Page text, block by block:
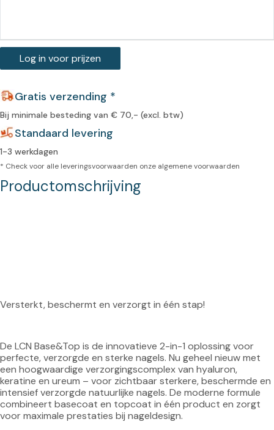
Log in voor prijzen
Gratis verzending *
Bij minimale besteding van € 70,- (excl. btw)
Standaard levering
1-3 werkdagen
* Check voor alle leveringsvoorwaarden onze algemene voorwaarden
Productomschrijving
Versterkt, beschermt en verzorgt in één stap!
De LCN Base&Top is de innovatieve 2-in-1 oplossing voor
perfecte, verzorgde en sterke nagels. Nu geheel nieuw met
een hoogwaardige verzorgingscomplex van hyaluron,
keratine en ureum – voor zichtbaar sterkere, beschermde en
intensief verzorgde natuurlijke nagels. De moderne formule
combineert basecoat en topcoat in één product en zorgt
voor maximale prestaties bij nageldesign.